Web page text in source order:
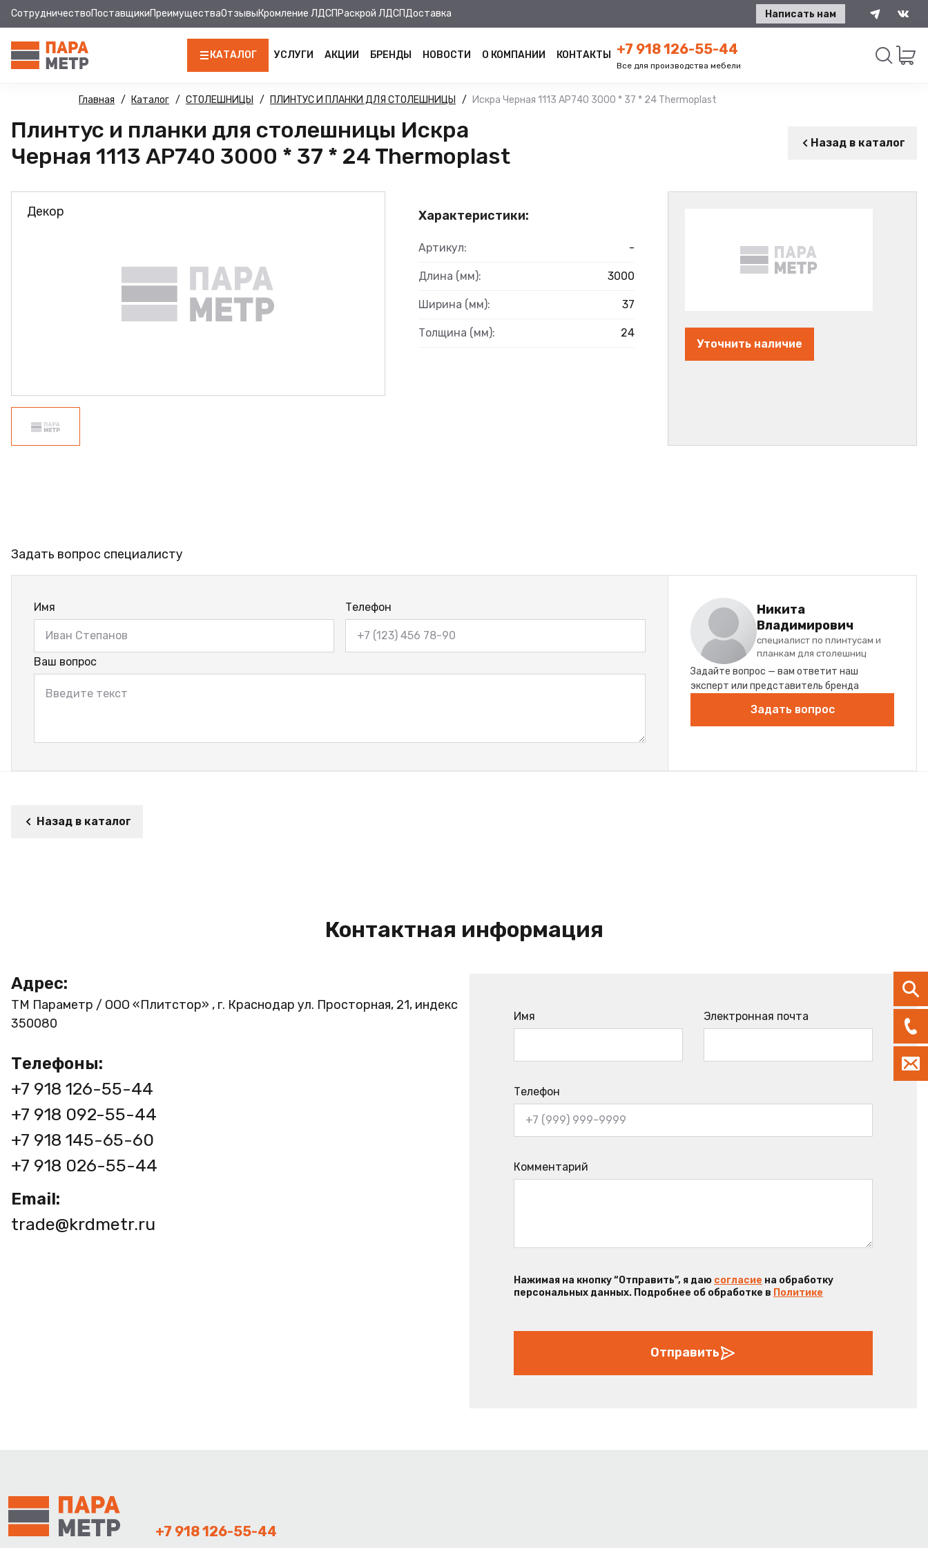
СотрудничествоПоставщикиПреимуществаОтзывыКромление ЛДСП Раскрой ЛДСПДоставка Написать нам
КАТАЛОГ
ЛДСП
КРОМКА
МДФ
МДФ ПАНЕЛИ
ФУРНИТУРА
ПРОФИЛЬ АЛЮМИНИЕВЫЙ
УСЛУГИ АКЦИИ БРЕНДЫ НОВОСТИ О КОМПАНИИ КОНТАКТЫ +7 918 126-55-44
Все для производства мебели
Главная Каталог СТОЛЕШНИЦЫ ПЛИНТУС И ПЛАНКИ ДЛЯ СТОЛЕШНИЦЫ Искра Черная 1113 AP740 3000 * 37 * 24 Thermoplast
Плинтус и планки для столешницы Искра
Черная 1113 AP740 3000 * 37 * 24 Thermoplast
Назад в каталог
Декор Характеристики:
Артикул: -
Длина (мм): 3000
Ширина (мм): 37
Толщина (мм):
24
Уточнить наличие
Задать вопрос специалисту
Имя Телефон
Ваш вопрос
Никита
Владимирович
специалист по плинтусам и
планкам для столешниц
Задайте вопрос — вам ответит наш
эксперт или представитель бренда
Задать вопрос
Назад в каталог
Контактная информация
Адрес:
ТМ Параметр / ООО «Плитстор» , г. Краснодар ул. Просторная, 21, индекс
350080
Телефоны:
+7 918 126-55-44
+7 918 092-55-44
+7 918 145-65-60
+7 918 026-55-44
Email:
trade@krdmetr.ru
Имя Электронная почта
Телефон
Комментарий
Нажимая на кнопку “Отправить”, я даю согласие на обработку
персональных данных. Подробнее об обработке в Политике
Отправить
+7 918 126-55-44